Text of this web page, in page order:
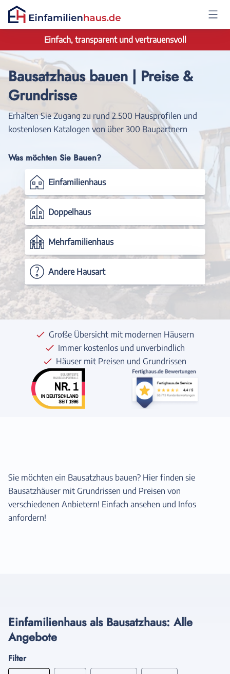
Einfach, transparent und vertrauensvoll
Bausatzhaus bauen | Preise &
Grundrisse
Erhalten Sie Zugang zu rund 2.500 Hausprofilen und
kostenlosen Katalogen von über 300 Baupartnern
Was möchten Sie Bauen?
Einfamilienhaus
Doppelhaus
Mehrfamilienhaus
Andere Hausart
Große Übersicht mit modernen Häusern
Immer kostenlos und unverbindlich
Häuser mit Preisen und Grundrissen
Sie möchten ein Bausatzhaus bauen? Hier finden sie
Bausatzhäuser mit Grundrissen und Preisen von
verschiedenen Anbietern! Einfach ansehen und Infos
anfordern!
Einfamilienhaus als Bausatzhaus: Alle
Angebote
Filter